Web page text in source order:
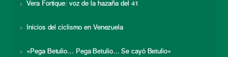
Vera Fortique: voz de la hazaña del 41
Inicios del ciclismo en Venezuela
«Pega Betulio… Pega Betulio… Se cayó Betulio»